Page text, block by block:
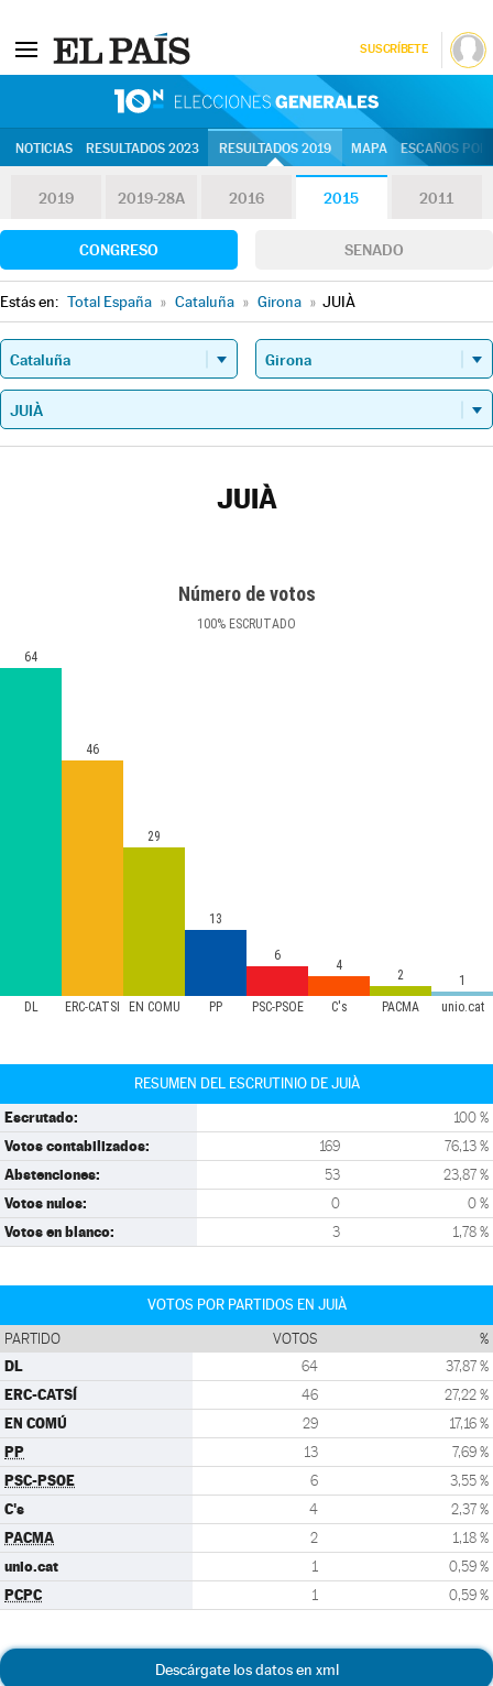
SUSCRÍBETE
NOTICIAS RESULTADOS 2023 RESULTADOS 2019 MAPA ESCAÑOS
2019 2019-28A 2016 2015 2011
CONGRESO SENADO
Estás en: Total España » Cataluña » Girona » JUIÀ
JUIÀ
Número de votos
100% ESCRUTADO
DL ERC-CATSÍ EN COMÚ PP PSC-PSOE C's PACMA unio.cat
64
46
29
13
6
4
2 1
RESUMEN DEL ESCRUTINIO DE JUIÀ
Escrutado: 100 %
Votos contabilizados: 169 76,13 %
Abstenciones: 53 23,87 %
Votos nulos: 0 0 %
Votos en blanco: 3 1,78 %
VOTOS POR PARTIDOS EN JUIÀ
PARTIDO VOTOS %
DL 64 37,87 %
ERC-CATSÍ 46 27,22 %
EN COMÚ 29 17,16 %
PP 13 7,69 %
PSC-PSOE 6 3,55 %
C's 4 2,37 %
PACMA 2 1,18 %
unio.cat 1 0,59 %
PCPC 1 0,59 %
Descárgate los datos en xml